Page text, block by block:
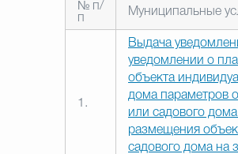
№ п/
п
Муниципальные
1.
Выдача
уведомлении о
объекта
дома параметров
или садового
размещения
садового дома на